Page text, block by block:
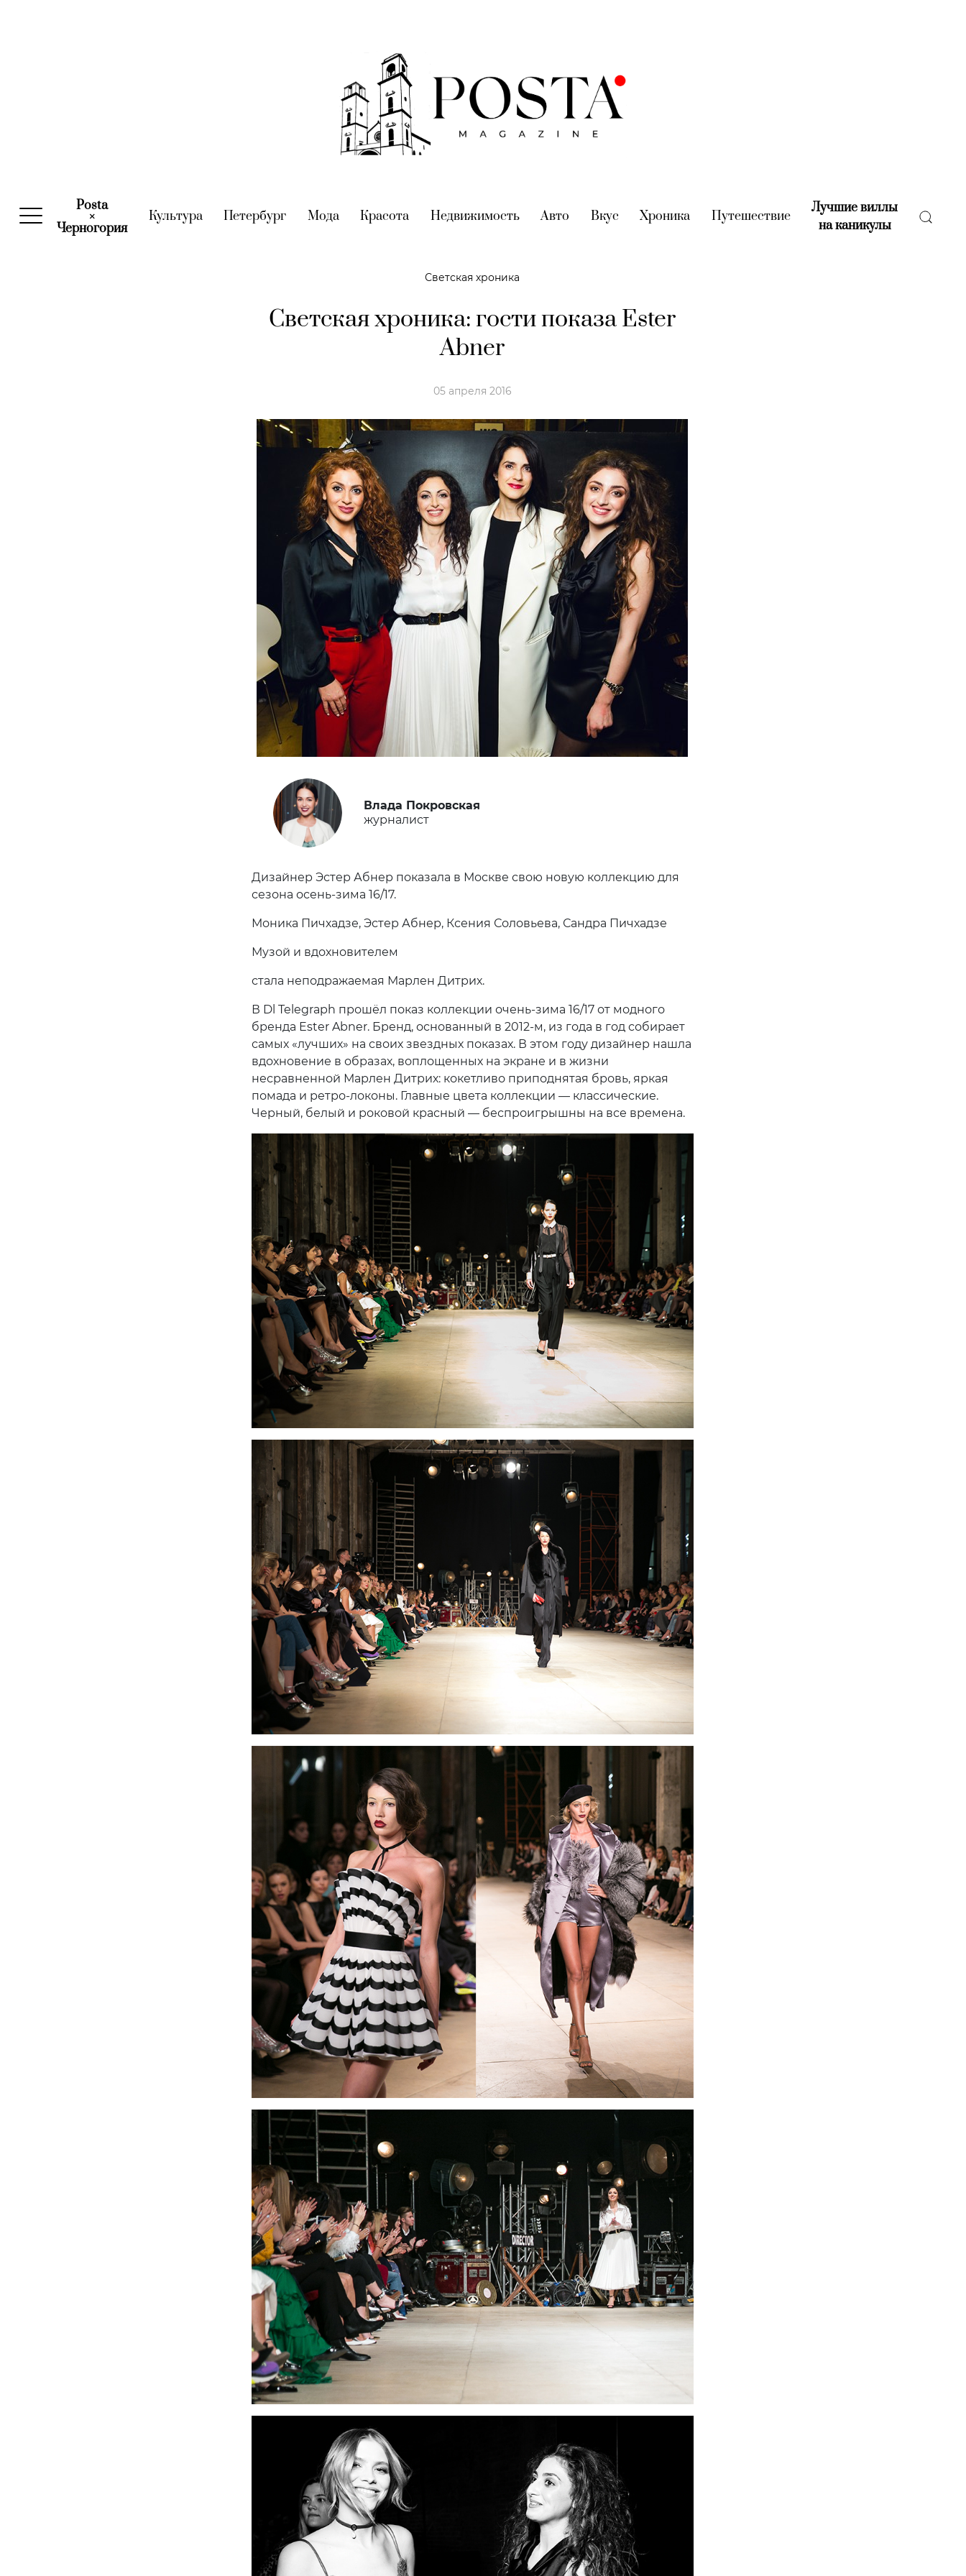
Posta
×
Черногория(current)
Культура(current)
Петербург (current)
Мода(current)
Красота (current)
Недвижимость(current)
Авто (current)
Вкус (current)
Хроника (current)
Путешествие(current)
Лучшие виллы
на каникулы(current)
Светская хроника
Светская хроника: гости показа Ester
Abner
05 апреля 2016
Влада Покровская
журналист
Дизайнер Эстер Абнер показала в Москве свою новую коллекцию для
сезона осень-зима 16/17.
Моника Пичхадзе, Эстер Абнер, Ксения Соловьева, Сандра Пичхадзе
Музой и вдохновителем
стала неподражаемая Марлен Дитрих.
В Dl Telegraph прошёл показ коллекции очень-зима 16/17 от модного
бренда Ester Abner. Бренд, основанный в 2012-м, из года в год собирает
самых «лучших» на своих звездных показах. В этом году дизайнер нашла
вдохновение в образах, воплощенных на экране и в жизни
несравненной Марлен Дитрих: кокетливо приподнятая бровь, яркая
помада и ретро-локоны. Главные цвета коллекции — классические.
Черный, белый и роковой красный — беспроигрышны на все времена.